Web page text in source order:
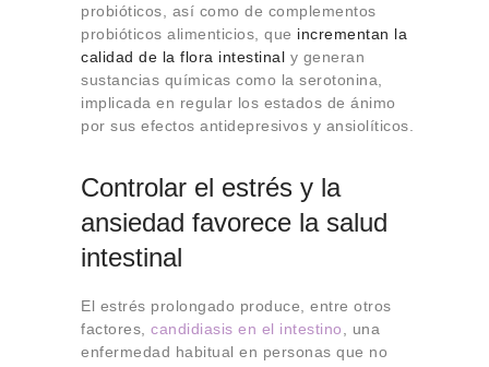
probióticos, así como de complementos
probióticos alimenticios, que incrementan la
calidad de la flora intestinal y generan
sustancias químicas como la serotonina,
implicada en regular los estados de ánimo
por sus efectos antidepresivos y ansiolíticos.
Controlar el estrés y la
ansiedad favorece la salud
intestinal
El estrés prolongado produce, entre otros
factores, candidiasis en el intestino , una
enfermedad habitual en personas que no